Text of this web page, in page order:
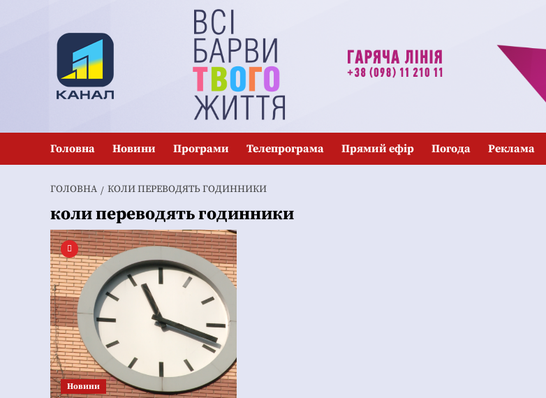
Головна Новини Програми Телепрограма Прямий ефір Погода Реклама
ГОЛОВНА КОЛИ ПЕРЕВОДЯТЬ ГОДИННИКИ
коли переводять годинники
Новини